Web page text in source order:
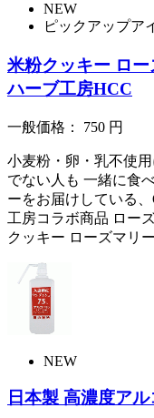
NEW
ピックアップア
米粉クッキー ロー
ハーブ工房HCC
一般価格： 750 円
小麦粉・卵・乳不使
でない人も 一緒に食
ーをお届けしている
工房コラボ商品 ロー
クッキー ローズマリ
NEW
日本製 高濃度ア